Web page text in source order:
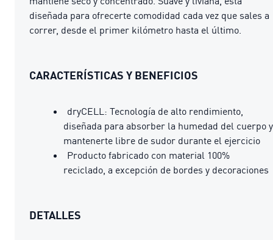
diseñada para ofrecerte comodidad cada vez que sales a
correr, desde el primer kilómetro hasta el último.
CARACTERÍSTICAS Y BENEFICIOS
dryCELL: Tecnología de alto rendimiento,
diseñada para absorber la humedad del cuerpo y
mantenerte libre de sudor durante el ejercicio
Producto fabricado con material 100%
reciclado, a excepción de bordes y decoraciones
DETALLES